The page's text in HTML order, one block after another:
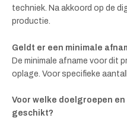
techniek. Na akkoord op de
productie.
Geldt er een minimale
De minimale afname voor dit
oplage. Voor specifieke
Voor welke doelgroepen
geschikt?